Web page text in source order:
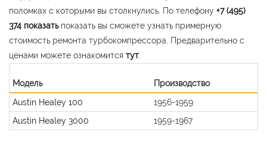
поломках с которыми вы столкнулись. По телефону +7 (495)
374 показать показать вы сможете узнать примерную
стоимость ремонта турбокомпрессора. Предварительно с
ценами можете ознакомится тут
Модель
Производство
Austin Healey 100
1956-1959
Austin Healey 3000
1959-1967